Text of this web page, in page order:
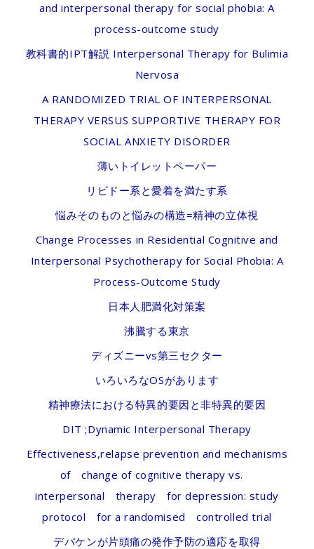
and interpersonal therapy for social phobia: A
process-outcome study
教科書的IPT解説 Interpersonal Therapy for Bulimia
Nervosa
A RANDOMIZED TRIAL OF INTERPERSONAL
THERAPY VERSUS SUPPORTIVE THERAPY FOR
SOCIAL ANXIETY DISORDER
薄いトイレットペーパー
リビドー系と愛着を満たす系
悩みそのものと悩みの構造=精神の立体視
Change Processes in Residential Cognitive and
Interpersonal Psychotherapy for Social Phobia: A
Process-Outcome Study
日本人肥満化対策案
沸騰する東京
ディズニーvs第三セクター
いろいろなOSがあります
精神療法における特異的要因と非特異的要因
DIT ;Dynamic Interpersonal Therapy
Effectiveness,relapse prevention and mechanisms
of change of cognitive therapy vs.
interpersonal therapy for depression: study
protocol for a randomised controlled trial
デパケンが片頭痛の発作予防の適応を取得